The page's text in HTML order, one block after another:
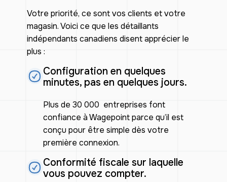
Votre priorité, ce sont vos clients et votre
magasin. Voici ce que les détaillants
indépendants canadiens disent apprécier le
plus :
Configuration en quelques
minutes, pas en quelques jours.
Plus de 30 000 entreprises font
confiance à Wagepoint parce qu’il est
conçu pour être simple dès votre
première connexion.
Conformité fiscale sur laquelle
vous pouvez compter.